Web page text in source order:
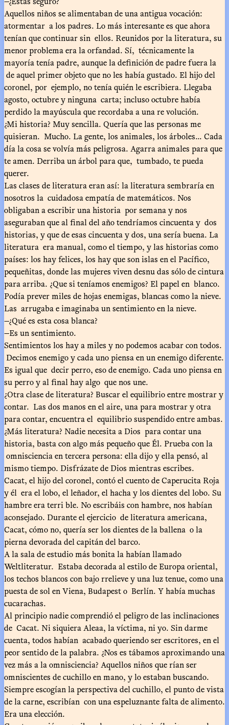
Aquellos niños se alimentaban de una antigua vocación:
atormentar a los padres. Lo más interesante es que ahora
tenían que continuar sin ellos. Reunidos por la literatura, su
menor problema era la orfandad. Sí, técnicamente la
mayoría tenía padre, aunque la definición de padre fuera la
de aquel primer objeto que no les había gustado. El hijo del
coronel, por ejemplo, no tenía quién le escribiera. Llegaba
agosto, octubre y ninguna carta; incluso octubre había
perdido la mayúscula que recordaba a una re volución.
¿Mi historia? Muy sencilla. Quería que las personas me
quisieran. Mucho. La gente, los animales, los árboles... Cada
día la cosa se volvía más peligrosa. Agarra animales para que
te amen. Derriba un árbol para que, tumbado, te pueda
querer.
Las clases de literatura eran así: la literatura sembraría en
nosotros la cuidadosa empatía de matemáticos. Nos
obligaban a escribir una historia por semana y nos
aseguraban que al final del año tendríamos cincuenta y dos
historias, y que de esas cincuenta y dos, una sería buena. La
literatura era manual, como el tiempo, y las historias como
países: los hay felices, los hay que son islas en el Pacífico,
pequeñitas, donde las mujeres viven desnu das sólo de cintura
para arriba. ¿Que si teníamos enemigos? El papel en blanco.
Podía prever miles de hojas enemigas, blancas como la nieve.
Las arrugaba e imaginaba un sentimiento en la nieve.
—¿Qué es esta cosa blanca?
—Es un sentimiento.
Sentimientos los hay a miles y no podemos acabar con todos.
Decimos enemigo y cada uno piensa en un enemigo diferente.
Es igual que decir perro, eso de enemigo. Cada uno piensa en
su perro y al final hay algo que nos une.
¿Otra clase de literatura? Buscar el equilibrio entre mostrar y
contar. Las dos manos en el aire, una para mostrar y otra
para contar, encuentra el equilibrio suspendido entre ambas.
¿Más literatura? Nadie necesita a Dios para contar una
historia, basta con algo más pequeño que Él. Prueba con la
omnisciencia en tercera persona: ella dijo y ella pensó, al
mismo tiempo. Disfrázate de Dios mientras escribes.
Cacat, el hijo del coronel, contó el cuento de Caperucita Roja
y él era el lobo, el leñador, el hacha y los dientes del lobo. Su
hambre era terri ble. No escribáis con hambre, nos habían
aconsejado. Durante el ejercicio de literatura americana,
Cacat, cómo no, quería ser los dientes de la ballena o la
pierna devorada del capitán del barco.
A la sala de estudio más bonita la habían llamado
Weltliteratur. Estaba decorada al estilo de Europa oriental,
los techos blancos con bajo rrelieve y una luz tenue, como una
puesta de sol en Viena, Budapest o Berlín. Y había muchas
cucarachas.
Al principio nadie comprendió el peligro de las inclinaciones
de Cacat. Ni siquiera Aleaa, la víctima, ni yo. Sin darme
cuenta, todos habían acabado queriendo ser escritores, en el
peor sentido de la palabra. ¿Nos es tábamos aproximando una
vez más a la omnisciencia? Aquellos niños que rían ser
omniscientes de cuchillo en mano, y lo estaban buscando.
Siempre escogían la perspectiva del cuchillo, el punto de vista
de la carne, escribían con una espeluznante falta de alimento.
Era una elección.